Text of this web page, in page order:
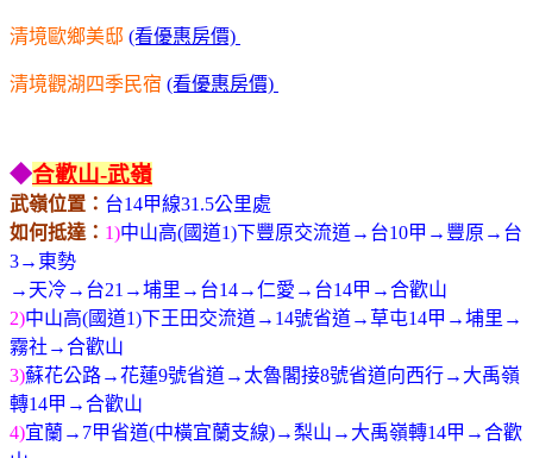
清境歐鄉美邸 (看優惠房價)
清境觀湖四季民宿 (看優惠房價)
◆合歡山-武嶺
武嶺位置： 台14甲線31.5公里處
如何抵達： 1)中山高(國道1)下豐原交流道→台10甲→豐原→台
3→東勢
→天冷→台21→埔里→台14→仁愛→ 台14甲→合歡山
2)中山高(國道1)下王田交流道→14號省道→草屯14甲→埔里→
霧社→合歡山
3)蘇花公路→花蓮9號省道→太魯閣接8號省道向西行→大禹嶺
轉14甲→合歡山
4)宜蘭→7甲省道(中橫宜蘭支線)→梨山→大禹嶺轉14甲→合歡